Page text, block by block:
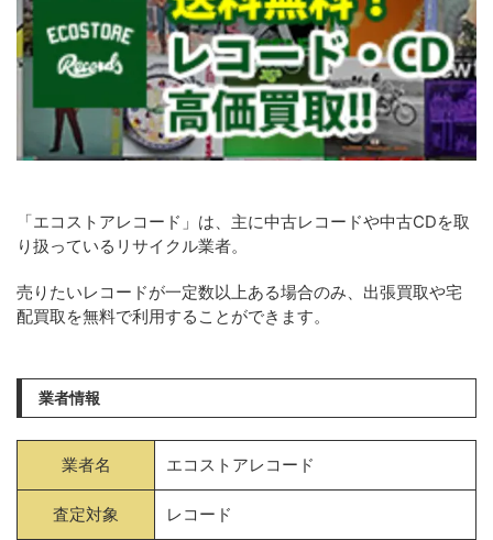
「エコストアレコード」は、主に中古レコードや中古CDを取
り扱っているリサイクル業者。
売りたいレコードが一定数以上ある場合のみ、出張買取や宅
配買取を無料で利用することができます。
業者情報
業者名 エコストアレコード
査定対象 レコード